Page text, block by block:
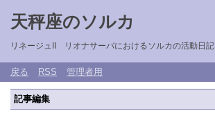
天秤座のソルカ
リネージュII リオナサーバにおけるソルカの活動日記
戻る RSS 管理者用
記事編集